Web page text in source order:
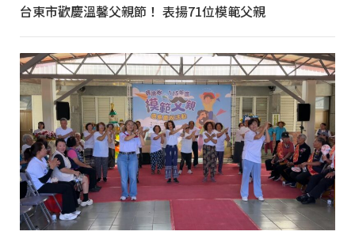
台東市歡慶溫馨父親節！ 表揚71位模範父親